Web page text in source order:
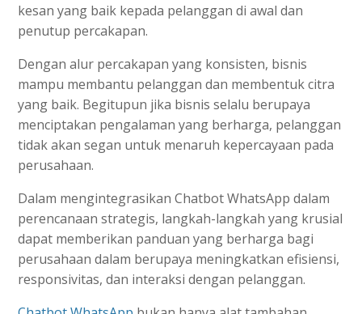
kesan yang baik kepada pelanggan di awal dan
penutup percakapan.
Dengan alur percakapan yang konsisten, bisnis
mampu membantu pelanggan dan membentuk citra
yang baik. Begitupun jika bisnis selalu berupaya
menciptakan pengalaman yang berharga, pelanggan
tidak akan segan untuk menaruh kepercayaan pada
perusahaan.
Dalam mengintegrasikan Chatbot WhatsApp dalam
perencanaan strategis, langkah-langkah yang krusial
dapat memberikan panduan yang berharga bagi
perusahaan dalam berupaya meningkatkan efisiensi,
responsivitas, dan interaksi dengan pelanggan.